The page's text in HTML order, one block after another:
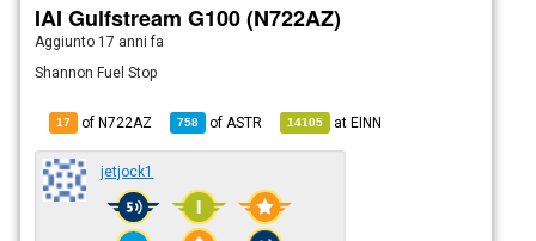
IAI Gulfstream G100 (N722AZ)
Aggiunto 17 anni fa
Shannon Fuel Stop
17 of N722AZ 758 of ASTR 14105 atEINN
jetjock1